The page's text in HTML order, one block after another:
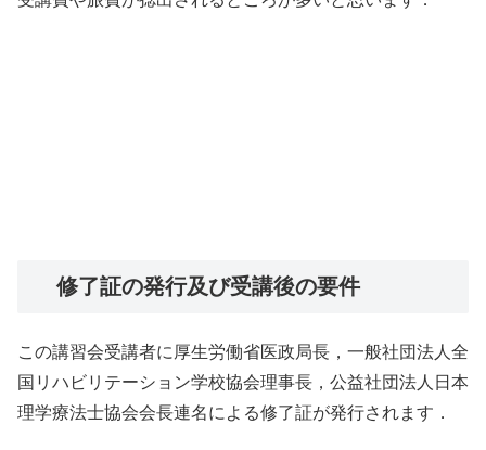
修了証の発行及び受講後の要件
この講習会受講者に厚生労働省医政局長，一般社団法人全
国リハビリテーション学校協会理事長，公益社団法人日本
理学療法士協会会長連名による修了証が発行されます．